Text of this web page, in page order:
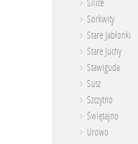
Silice
Sorkwity
Stare Jabłonki
Stare Juchy
Stawiguda
Susz
Szczytno
Świętajno
Urowo